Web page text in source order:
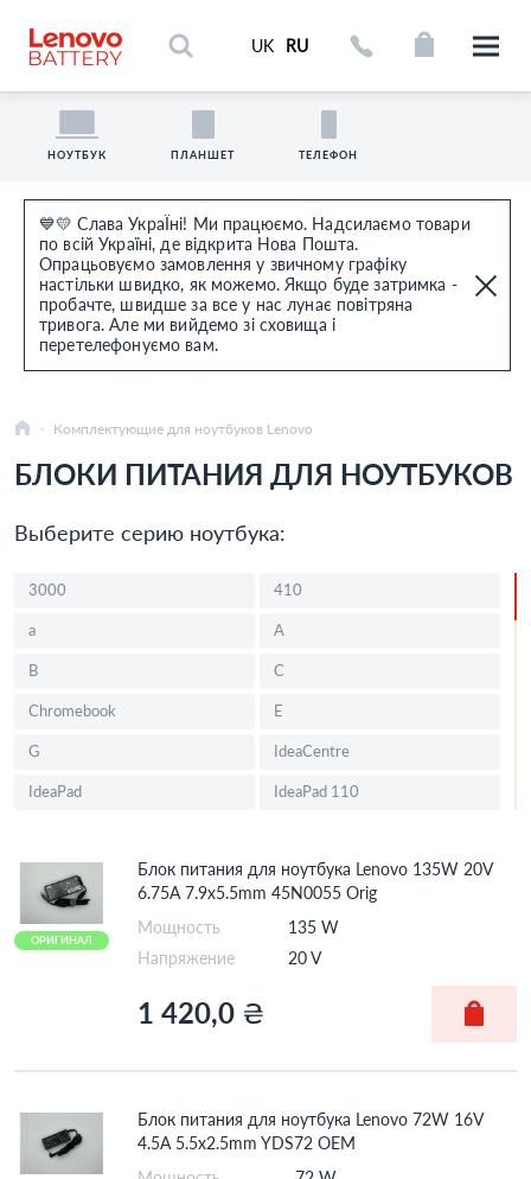
💙💛 Слава УкраЇні! Ми працюємо. Надсилаємо товари
по всій Україні, де відкрита Нова Пошта.
Опрацьовуємо замовлення у звичному графіку
настільки швидко, як можемо. Якщо буде затримка -
пробачте, швидше за все у нас лунає повітряна
тривога. Але ми вийдемо зі сховища і
перетелефонуємо вам.
UK RU
НОУТБУК ПЛАНШЕТ ТЕЛЕФОН
Комплектующие для ноутбуков Lenovo
БЛОКИ ПИТАНИЯ ДЛЯ НОУТБУКОВ
Выберите серию ноутбука:
3000 410
a A
B C
Chromebook E
G IdeaCentre
IdeaPad IdeaPad 110
IdeaPad B IdeaPad Flex
IdeaPad M
IdeaPad P IdeaPad S
IdeaPad Yoga IdeaPad Z
K Legion 5
Legion R Legion
ОРИГИНАЛ
Блок питания для ноутбука Lenovo 135W 20V
6.75A 7.9x5.5mm 45N0055 Orig
Мощность
135 W
Напряжение
20 V
1 420,0 ₴
Блок питания для ноутбука Lenovo 72W 16V
4.5A 5.5x2.5mm YDS72 OEM